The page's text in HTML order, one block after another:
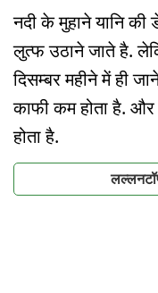
नदी के मुहाने यानि
लुत्फ उठाने जाते है.
दिसम्बर महीने में ही
काफी कम होता है. और
होता है.